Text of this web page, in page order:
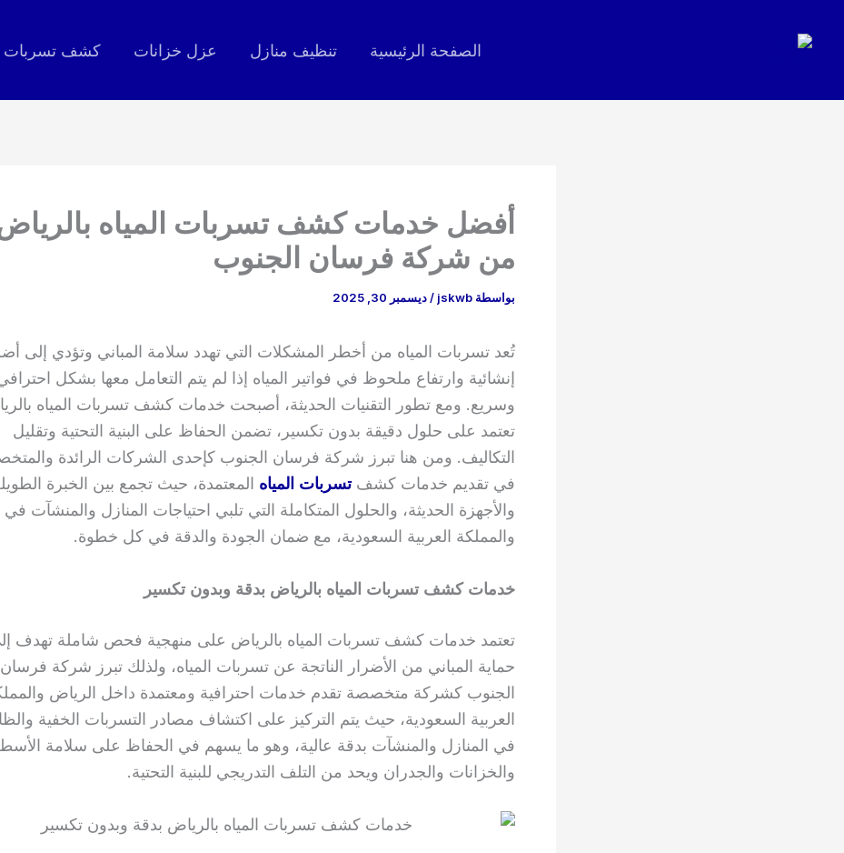
الصفحة الرئيسية تنظيف منازل عزل خزانات كشف تسربات
أفضل خدمات كشف تسربات المياه
من شركة فرسان الجنوب
بواسطة jskwb
/ديسمبر 30, 2025
تُعد تسربات المياه من أخطر المشكلات التي تهدد سلامة المباني وتؤدي إلى
إنشائية وارتفاع ملحوظ في فواتير المياه إذا لم يتم التعامل معها بشكل
وسريع. ومع تطور التقنيات الحديثة، أصبحت خدمات كشف تسربات المياه
تعتمد على حلول دقيقة بدون تكسير، تضمن الحفاظ على البنية التحتية وتقليل
التكاليف. ومن هنا تبرز شركة فرسان الجنوب كإحدى الشركات الرائدة
في تقديم خدمات كشفتسربات المياه المعتمدة، حيث تجمع بين الخبرة
والأجهزة الحديثة، والحلول المتكاملة التي تلبي احتياجات المنازل والمنشآت
والمملكة العربية السعودية، مع ضمان الجودة والدقة في كل خطوة.
خدمات كشف تسربات المياه بالرياض بدقة وبدون تكسير
تعتمد خدمات كشف تسربات المياه بالرياض على منهجية فحص شاملة تهدف
حماية المباني من الأضرار الناتجة عن تسربات المياه، ولذلك تبرز شركة فرسان
الجنوب كشركة متخصصة تقدم خدمات احترافية ومعتمدة داخل الرياض
العربية السعودية، حيث يتم التركيز على اكتشاف مصادر التسربات الخفية
في المنازل والمنشآت بدقة عالية، وهو ما يسهم في الحفاظ على سلامة
والخزانات والجدران ويحد من التلف التدريجي للبنية التحتية.